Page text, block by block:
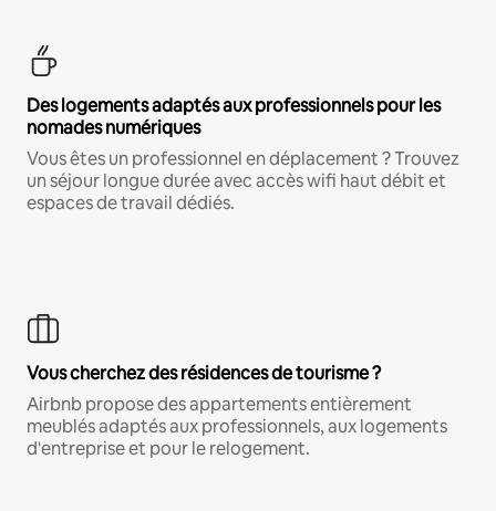
Des logements adaptés aux professionnels pour les
nomades numériques
Vous êtes un professionnel en déplacement ? Trouvez
un séjour longue durée avec accès wifi haut débit et
espaces de travail dédiés.
Vous cherchez des résidences de tourisme ?
Airbnb propose des appartements entièrement
meublés adaptés aux professionnels, aux logements
d'entreprise et pour le relogement.